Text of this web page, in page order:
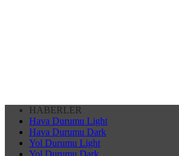
HABERLER
Hava Durumu Light
Hava Durumu Dark
Yol Durumu Light
Yol Durumu Dark